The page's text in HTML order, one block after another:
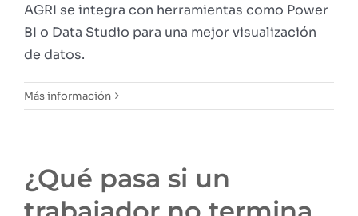
AGRI se integra con herramientas como Power
BI o Data Studio para una mejor visualización
de datos.
Más información
¿Qué pasa si un